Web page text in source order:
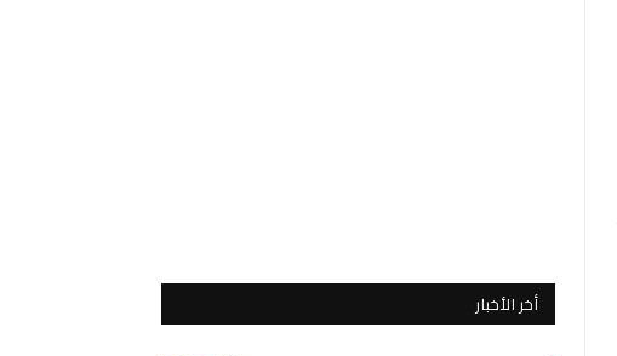
أخر الأخبار